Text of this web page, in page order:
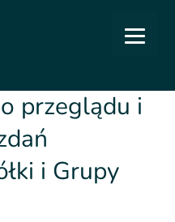
finansowych Spółki i Grupy Kapitałowej.
przeglądu i
i Grupy